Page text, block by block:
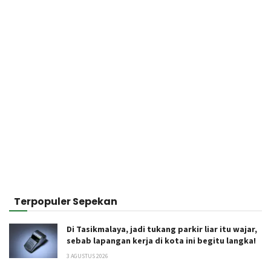
Terpopuler Sepekan
Di Tasikmalaya, jadi tukang parkir liar itu wajar,
sebab lapangan kerja di kota ini begitu langka!
3 AGUSTUS 2026